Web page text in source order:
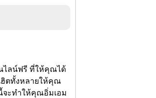
ไลน์ฟรี ที่ให้คุณได้
ฮิตทั้งหลายให้คุณ
จะทำให้คุณอิ่มเอม